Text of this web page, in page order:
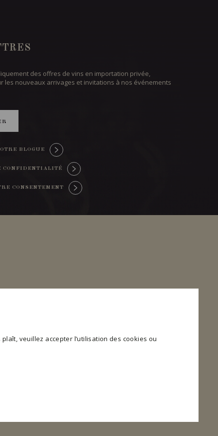
veuillez accepter l’utilisation des cookies ou
des offres de vins en importation privée,
les nouveaux arrivages et invitations à nos événements
BLOGUE
CONFIDENTIALITÉ
CONSENTEMENT